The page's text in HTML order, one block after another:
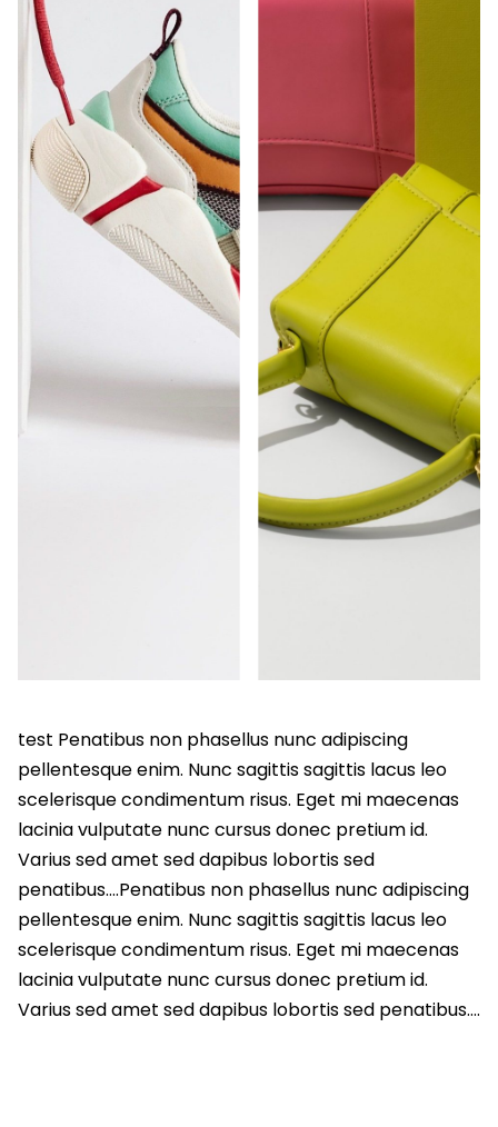
test Penatibus non phasellus nunc adipiscing
pellentesque enim. Nunc sagittis sagittis lacus leo
scelerisque condimentum risus. Eget mi maecenas
lacinia vulputate nunc cursus donec pretium id.
Varius sed amet sed dapibus lobortis sed
penatibus….Penatibus non phasellus nunc adipiscing
pellentesque enim. Nunc sagittis sagittis lacus leo
scelerisque condimentum risus. Eget mi maecenas
lacinia vulputate nunc cursus donec pretium id.
Varius sed amet sed dapibus lobortis sed penatibus….